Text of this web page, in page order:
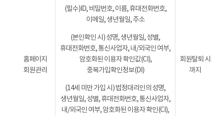
홈페이지
회원관리
(필수)ID, 비밀번호, 이름, 휴대전화번호,
이메일, 생년월일, 주소
(본인확인 시) 성명, 생년월일, 성별,
휴대전화번호, 통신사업자, 내/외국인 여부,
암호화된 이용자 확인값(CI),
중복가입확인정보(DI)
(14세 미만 가입 시) 법정대리인의 성명,
생년월일, 성별, 휴대전화번호, 통신사업자,
내/외국인 여부, 암호화된 이용자 확인(CI),
회원탈퇴 시
까지